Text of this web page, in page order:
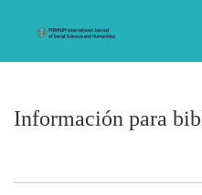
Información para